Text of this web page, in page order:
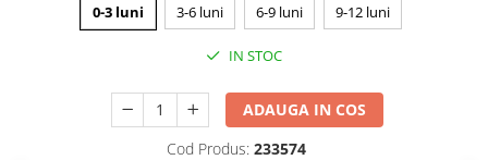
0-3 luni 3-6 luni 6-9 luni 9-12 luni
IN STOC
ADAUGA IN COS
Cod Produs: 233574